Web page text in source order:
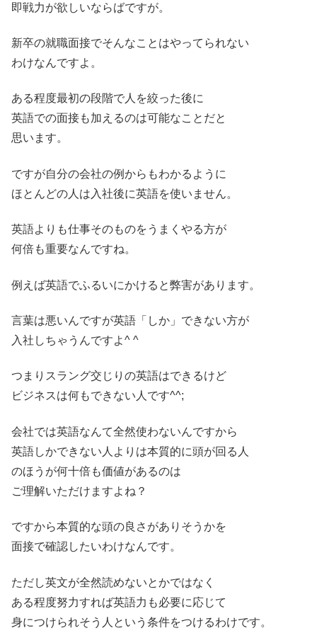
即戦力が欲しいならばですが。
新卒の就職面接でそんなことはやってられない
わけなんですよ。
ある程度最初の段階で人を絞った後に
英語での面接も加えるのは可能なことだと
思います。
ですが自分の会社の例からもわかるように
ほとんどの人は入社後に英語を使いません。
英語よりも仕事そのものをうまくやる方が
何倍も重要なんですね。
例えば英語でふるいにかけると弊害があります。
言葉は悪いんですが英語「しか」できない方が
入社しちゃうんですよ^ ^
つまりスラング交じりの英語はできるけど
ビジネスは何もできない人です^^;
会社では英語なんて全然使わないんですから
英語しかできない人よりは本質的に頭が回る人
のほうが何十倍も価値があるのは
ご理解いただけますよね？
ですから本質的な頭の良さがありそうかを
面接で確認したいわけなんです。
ただし英文が全然読めないとかではなく
ある程度努力すれば英語力も必要に応じて
身につけられそう人という条件をつけるわけです。